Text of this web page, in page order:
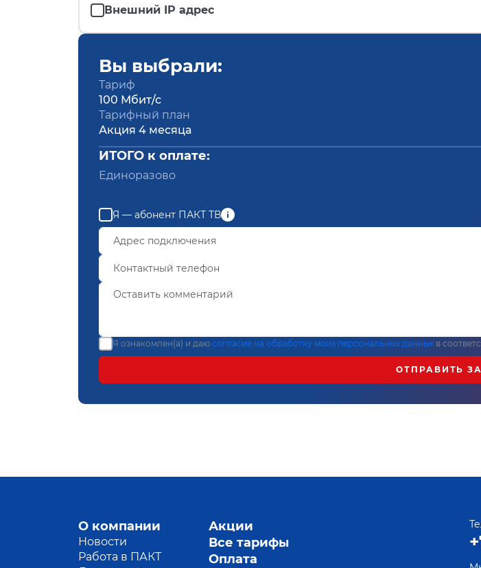
Внешний IP адрес
Вы выбрали:
Тариф
100 Мбит/с
Тарифный план
Акция 4 месяца
ИТОГО к оплате:
Единоразово
Я — абонент ПАКТ ТВ
Я ознакомлен(а) и даю согласие на обработку моих персональных данных в
ОТПРАВИТЬ
О компании
Новости
Работа в ПАКТ
Акции
Все тарифы
Оплата